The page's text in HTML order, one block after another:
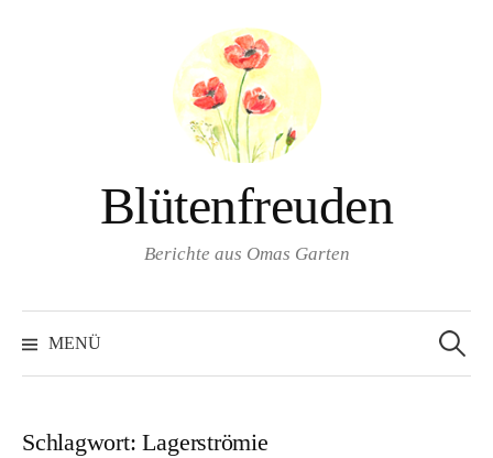
Blütenfreuden
Berichte aus Omas Garten
MENÜ
nach:
Schlagwort:Lagerströmie